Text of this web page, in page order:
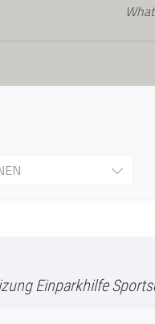
Einparkhilfe